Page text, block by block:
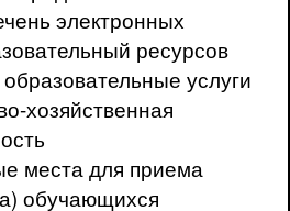
электронных
ресурсов
услуги
хозяйственная
места для приема
обучающихся